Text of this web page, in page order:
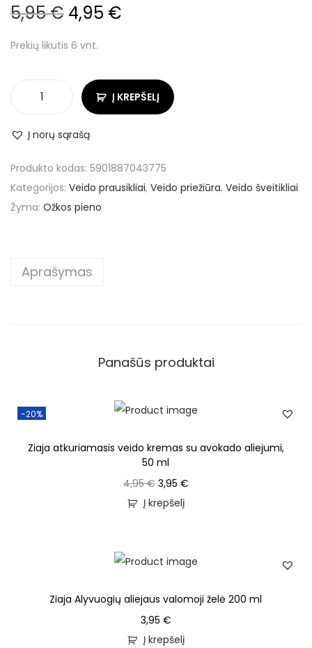
5,95€ 4,95 €
Prekių likutis 6 vnt.
Į KREPŠELĮ
Į norų sąrašą
Produkto kodas: 5901887043775
Kategorijos: Veido prausikliai, Veido priežiūra, Veido šveitikliai
Žyma: Ožkos pieno
Aprašymas
Panašūs produktai
-20%
Ziaja atkuriamasis veido kremas su avokado aliejumi,
50 ml
4,95€ 3,95 €
Į krepšelį
Ziaja Alyvuogių aliejaus valomoji želė 200 ml
3,95 €
Į krepšelį